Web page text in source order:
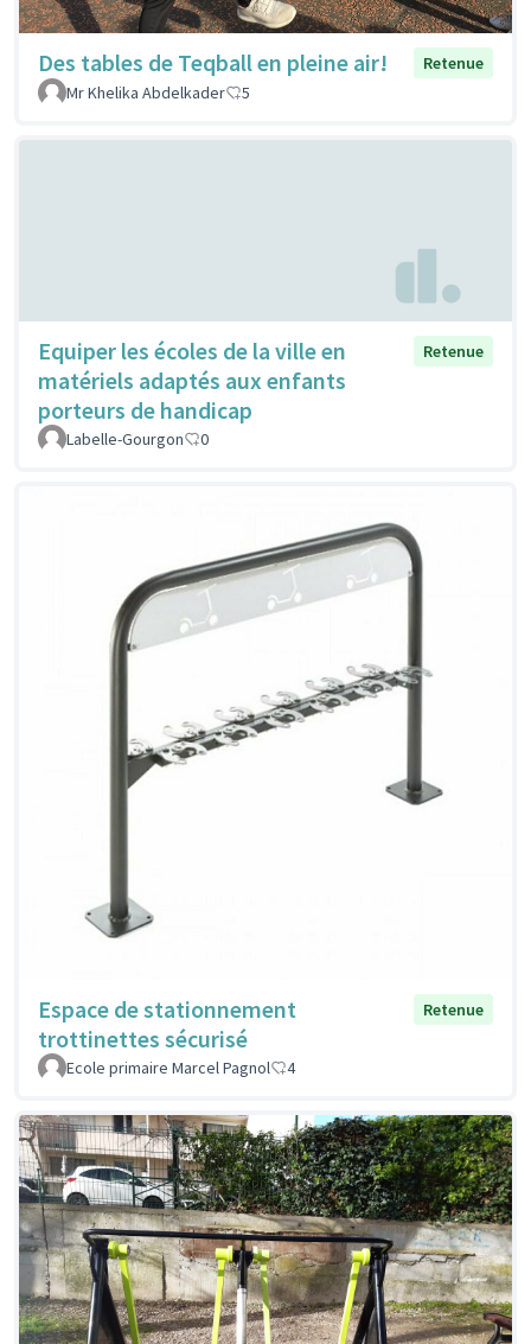
Des tables de Teqball en pleine air!
Retenue
Mr Khelika Abdelkader
5
Equiper les écoles de la ville en
matériels adaptés aux enfants
porteurs de handicap
Retenue
Labelle-Gourgon 0
Espace de stationnement
trottinettes sécurisé
Retenue
Ecole primaire Marcel Pagnol 4